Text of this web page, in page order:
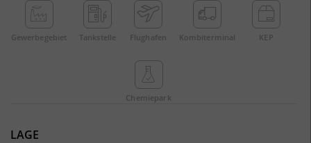
Gewerbe­gebiet Tankstelle Flughafen Kombi­terminal KEP
Chemie­park
LAGE